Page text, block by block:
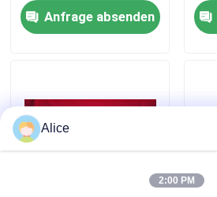
Fordern Sie ein Zitat
Stahlkonstruktionslager
Stahlkonstruktionswerkstatt
Anfrage absenden
Alice
2:00 PM